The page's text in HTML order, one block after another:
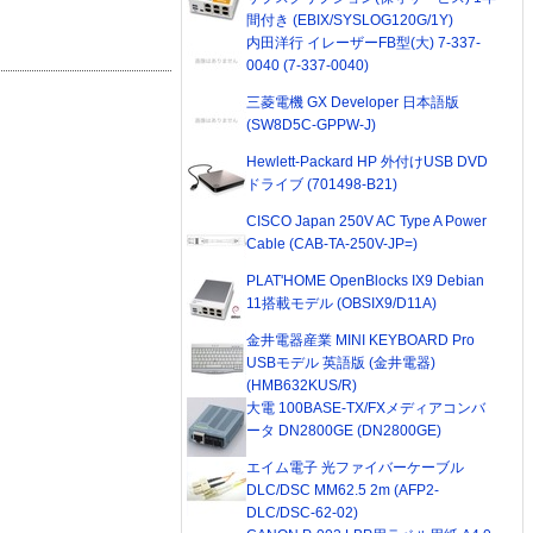
間付き (EBIX/SYSLOG120G/1Y)
内田洋行 イレーザーFB型(大) 7-337-
0040 (7-337-0040)
三菱電機 GX Developer 日本語版
(SW8D5C-GPPW-J)
Hewlett-Packard HP 外付けUSB DVD
ドライブ (701498-B21)
CISCO Japan 250V AC Type A Power
Cable (CAB-TA-250V-JP=)
PLAT'HOME OpenBlocks IX9 Debian
11搭載モデル (OBSIX9/D11A)
金井電器産業 MINI KEYBOARD Pro
USBモデル 英語版 (金井電器)
(HMB632KUS/R)
大電 100BASE-TX/FXメディアコンバ
ータ DN2800GE (DN2800GE)
エイム電子 光ファイバーケーブル
DLC/DSC MM62.5 2m (AFP2-
DLC/DSC-62-02)